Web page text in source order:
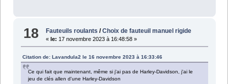
18 Fauteuils roulants /Choix de fauteuil manuel rigide
«le: 17 novembre 2023 à 16:48:58 »
Citation de: Lavandula2 le 16 novembre 2023 à 16:33:46
Ce qui fait que maintenant, même si j'ai pas de Harley-Davidson, j'ai le
jeu de clés allen d'une Harley-Davidson